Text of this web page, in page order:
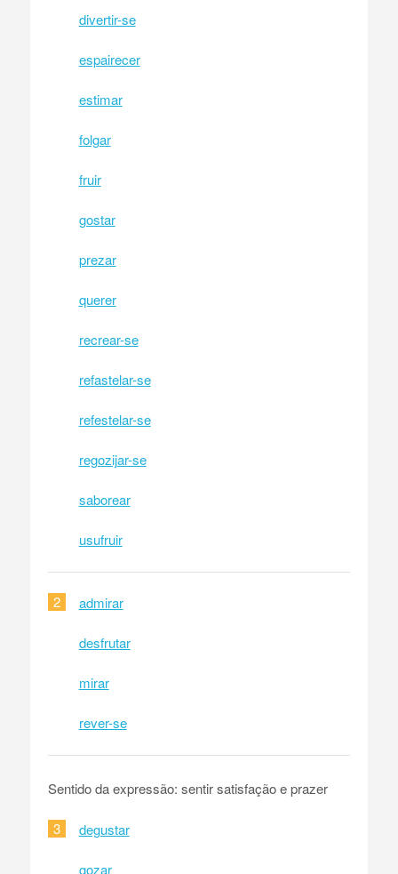
divertir-se
espairecer
estimar
folgar
fruir
gostar
prezar
querer
recrear-se
refastelar-se
refestelar-se
regozijar-se
saborear
usufruir
2 admirar
desfrutar
mirar
rever-se
Sentido da expressão: sentir satisfação e prazer
3 degustar
gozar